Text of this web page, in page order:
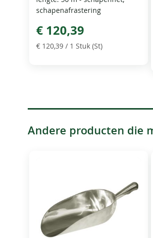
schapenafrastering
€ 120,39
€ 120,39 / 1 Stuk (St)
Andere producten die